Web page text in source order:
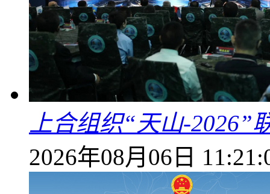
上合组织“天山-2026”
2026年08月06日